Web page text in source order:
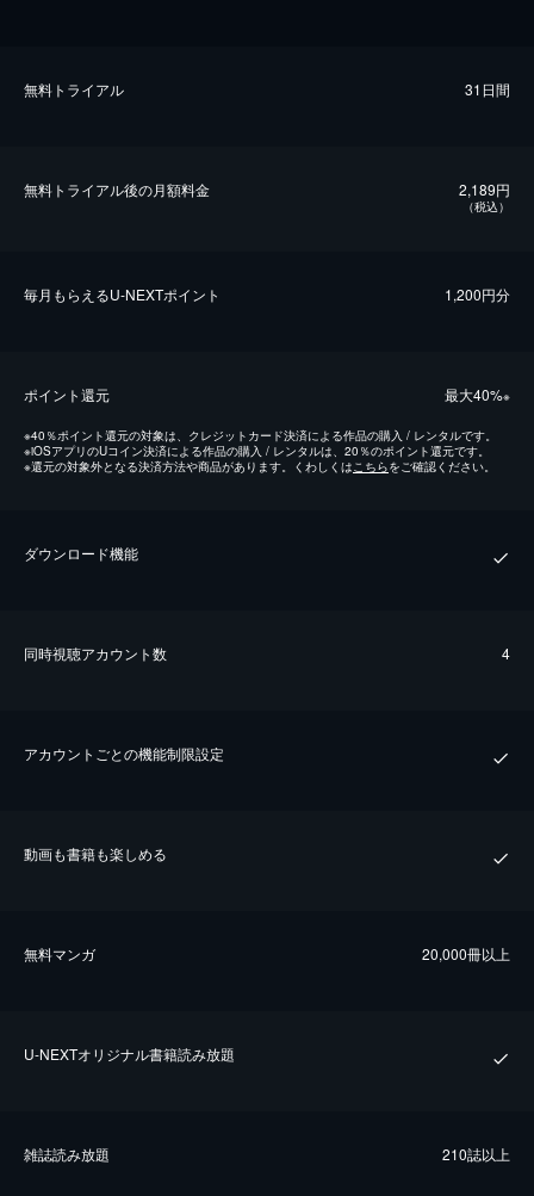
無料トライアル 31日間
無料トライアル後の⽉額料金 2,189円
（税込）
毎⽉もらえるU-NEXTポイント 1,200円分
ポイント還元 最⼤40%※
※40％ポイント還元の対象は、クレジットカード決済による作品の購入 / レンタルです。
※iOSアプリのUコイン決済による作品の購入 / レンタルは、20％のポイント還元です。
※還元の対象外となる決済方法や商品があります。くわしくは こちらをご確認ください。
ダウンロード機能
同時視聴アカウント数 4
アカウントごとの機能制限設定
動画も書籍も楽しめる
無料マンガ 20,000冊以上
U-NEXTオリジナル書籍読み放題
雑誌読み放題 210誌以上